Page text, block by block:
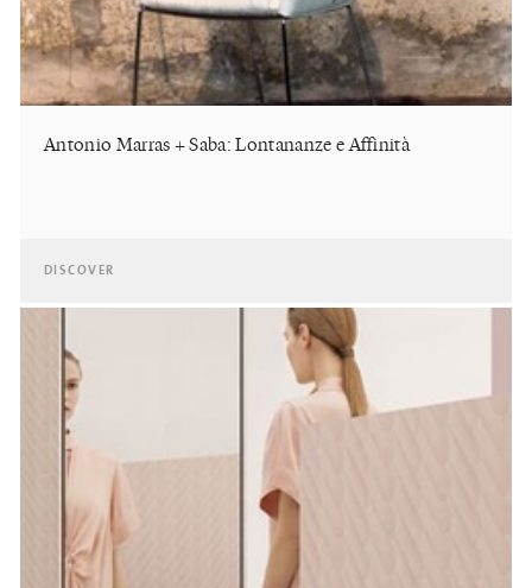
Antonio Marras + Saba: Lontananze e Affinità
DISCOVER